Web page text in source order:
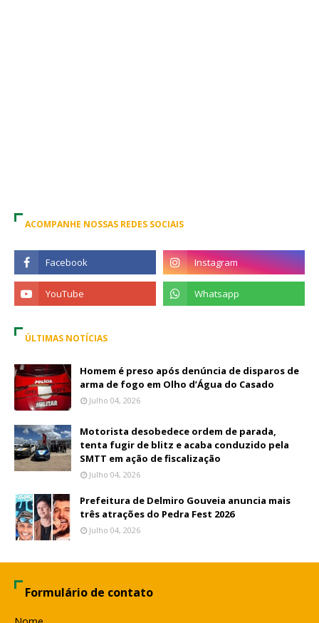
ACOMPANHE NOSSAS REDES SOCIAIS
ÚLTIMAS NOTÍCIAS
Homem é preso após denúncia de disparos de
arma de fogo em Olho d’Água do Casado
Julho 04, 2026
Motorista desobedece ordem de parada,
tenta fugir de blitz e acaba conduzido pela
SMTT em ação de fiscalização
Julho 04, 2026
Prefeitura de Delmiro Gouveia anuncia mais
três atrações do Pedra Fest 2026
Julho 04, 2026
Formulário de contato